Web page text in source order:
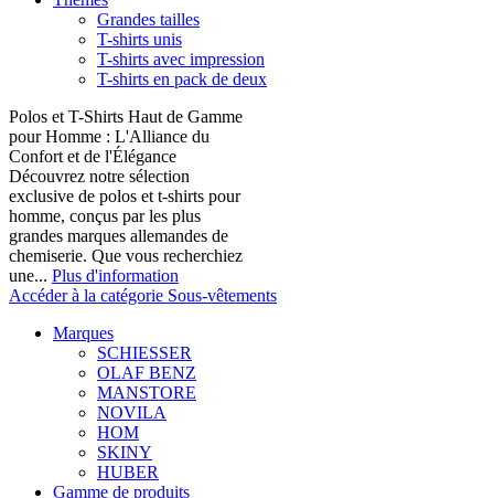
Grandes tailles
T-shirts unis
T-shirts avec impression
T-shirts en pack de deux
Polos et T-Shirts Haut de Gamme
pour Homme : L'Alliance du
Confort et de l'Élégance
Découvrez notre sélection
exclusive de polos et t-shirts pour
homme, conçus par les plus
grandes marques allemandes de
chemiserie. Que vous recherchiez
une... Plus d'information
Accéder à la catégorie Sous-vêtements
Marques
SCHIESSER
OLAF BENZ
MANSTORE
NOVILA
HOM
SKINY
HUBER
Gamme de produits